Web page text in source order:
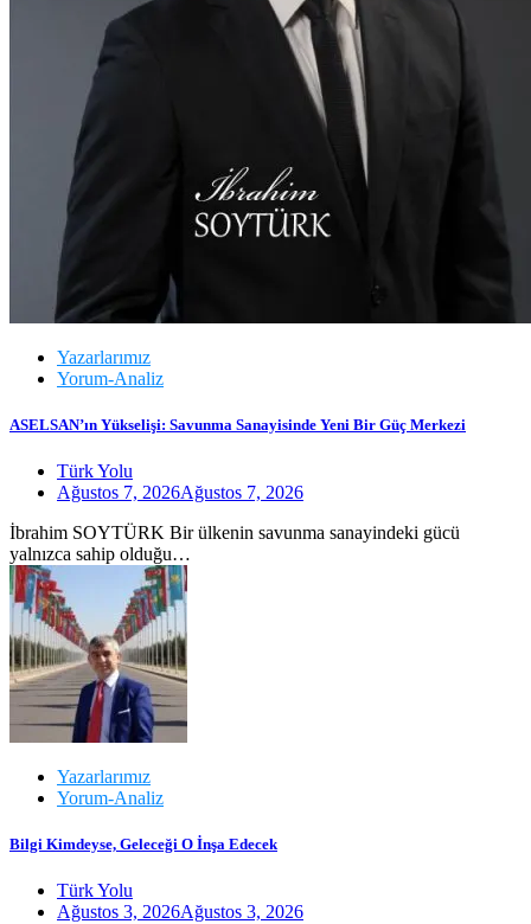
Yazarlarımız
Yorum-Analiz
ASELSAN’ın Yükselişi: Savunma Sanayisinde Yeni Bir Güç Merkezi
Türk Yolu
Ağustos 7, 2026Ağustos 7, 2026
İbrahim SOYTÜRK Bir ülkenin savunma sanayindeki gücü
yalnızca sahip olduğu…
Yazarlarımız
Yorum-Analiz
Bilgi Kimdeyse, Geleceği O İnşa Edecek
Türk Yolu
Ağustos 3, 2026Ağustos 3, 2026